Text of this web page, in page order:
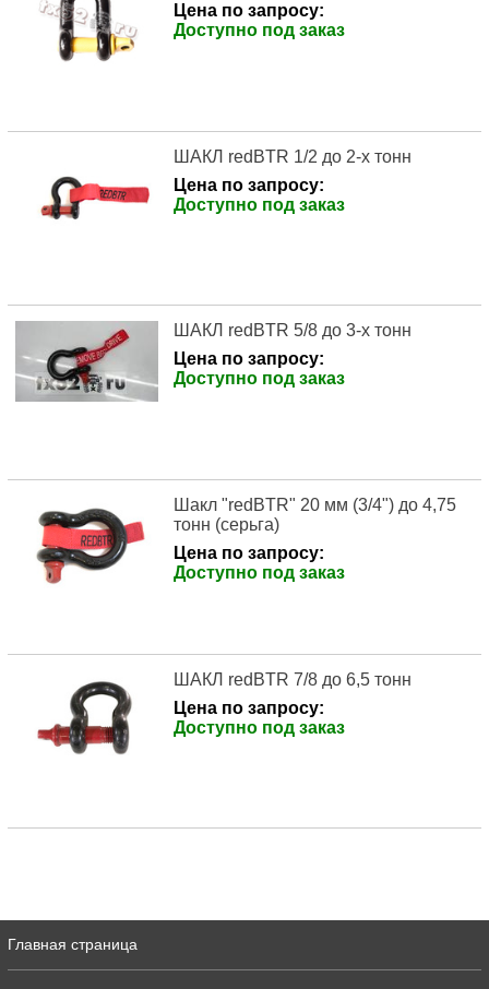
Цена по запросу:
Доступно под заказ
ШАКЛ redBTR 1/2 до 2-х тонн
Цена по запросу:
Доступно под заказ
ШАКЛ redBTR 5/8 до 3-х тонн
Цена по запросу:
Доступно под заказ
Шакл "redBTR" 20 мм (3/4") до 4,75
тонн (серьга)
Цена по запросу:
Доступно под заказ
ШАКЛ redBTR 7/8 до 6,5 тонн
Цена по запросу:
Доступно под заказ
Главная страница